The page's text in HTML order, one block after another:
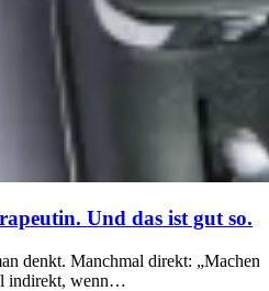
Und das ist gut so.
denkt. Manchmal direkt: „Machen
indirekt, wenn…